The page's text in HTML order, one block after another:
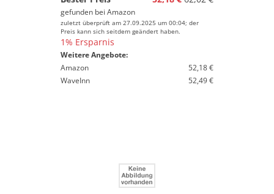
gefunden bei Amazon
zuletzt überprüft am 27.09.2025 um 00:04; der
Preis kann sich seitdem geändert haben.
1% Ersparnis
Weitere Angebote:
Amazon
52,18 €
WaveInn
52,49 €